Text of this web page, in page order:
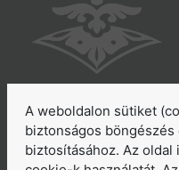
6065
E-mail:
A weboldalon sütiket
biztonságos
biztosításához. Az